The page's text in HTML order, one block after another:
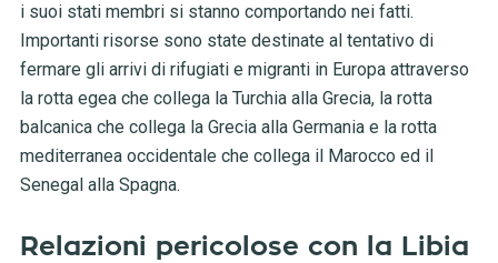
i suoi stati membri si stanno comportando nei fatti.
Importanti risorse sono state destinate al tentativo di
fermare gli arrivi di rifugiati e migranti in Europa attraverso
la rotta egea che collega la Turchia alla Grecia, la rotta
balcanica che collega la Grecia alla Germania e la rotta
mediterranea occidentale che collega il Marocco ed il
Senegal alla Spagna.
Relazioni pericolose con la Libia